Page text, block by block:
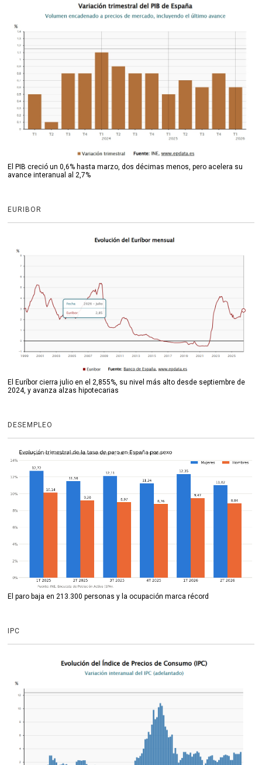
El PIB creció un 0,6% hasta marzo, dos décimas menos, pero acelera su
avance interanual al 2,7%
EURIBOR
El Euríbor cierra julio en el 2,855%, su nivel más alto desde septiembre de
2024, y avanza alzas hipotecarias
DESEMPLEO
El paro baja en 213.300 personas y la ocupación marca récord
IPC